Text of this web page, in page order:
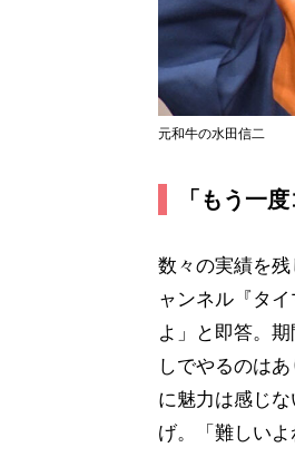
元和牛の水田信二
「もう一
数々の実績を
ャンネル『タ
よ」と即答。
しでやるのは
に魅力は感じ
げ。「難しい